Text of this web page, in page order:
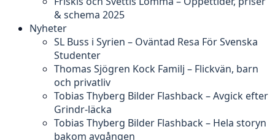
& schema 2025
Nyheter
SL Buss i Syrien – Oväntad Resa För Svenska
Studenter
Thomas Sjögren Kock Familj – Flickvän, barn
och privatliv
Tobias Thyberg Bilder Flashback – Avgick efter
Grindr-läcka
Tobias Thyberg Bilder Flashback – Hela storyn
bakom avgången